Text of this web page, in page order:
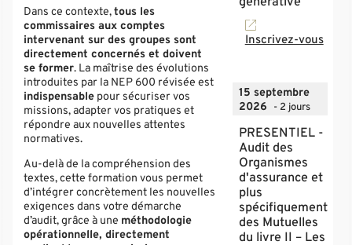
Dans ce contexte,tous les
commissaires aux comptes
intervenant sur des groupes sont
directement concernés et doivent
se former. La maîtrise des évolutions
introduites par la NEP 600 révisée est
indispensable pour sécuriser vos
missions, adapter vos pratiques et
répondre aux nouvelles attentes
normatives.
Au-delà de la compréhension des
textes, cette formation vous permet
d’intégrer concrètement les nouvelles
exigences dans votre démarche
d’audit, grâce à une méthodologie
opérationnelle, directement
Inscrivez-vous
15 septembre
2026
- 2 jours
PRESENTIEL -
Audit des
Organismes
d'assurance et
plus
spécifiquement
des Mutuelles
du livre II – Les